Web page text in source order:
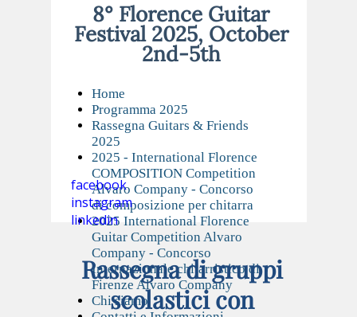
Rassegna di gruppi
scolastici con
8° Florence Guitar
Festival 2025, October
2nd-5th
Home
Programma 2025
Rassegna Guitars & Friends
2025
2025 - International Florence
COMPOSITION Competition
Alvaro Company - Concorso
di composizione per chitarra
2025 International Florence
Guitar Competition Alvaro
Company - Concorso
Internazionale chitarristico di
Firenze Alvaro Company
Chi siamo
facebook
instagram
linkedin